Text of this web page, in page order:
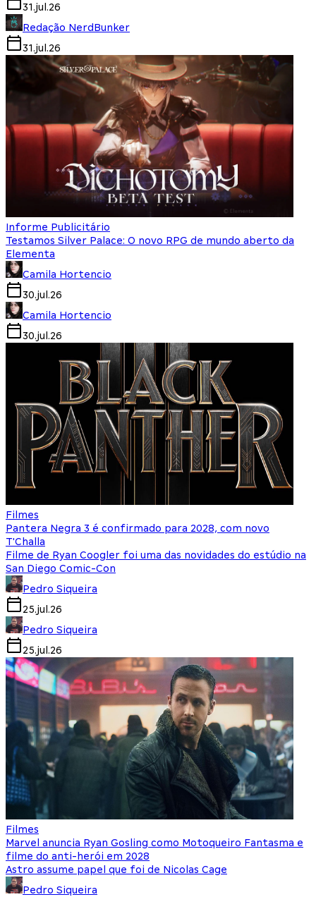
31.jul.26
Redação NerdBunker
31.jul.26
Informe Publicitário
Testamos Silver Palace: O novo RPG de mundo aberto da
Elementa
Camila Hortencio
30.jul.26
Camila Hortencio
30.jul.26
Filmes
Pantera Negra 3 é confirmado para 2028, com novo
T'Challa
Filme de Ryan Coogler foi uma das novidades do estúdio na
San Diego Comic-Con
Pedro Siqueira
25.jul.26
Pedro Siqueira
25.jul.26
Filmes
Marvel anuncia Ryan Gosling como Motoqueiro Fantasma e
filme do anti-herói em 2028
Astro assume papel que foi de Nicolas Cage
Pedro Siqueira